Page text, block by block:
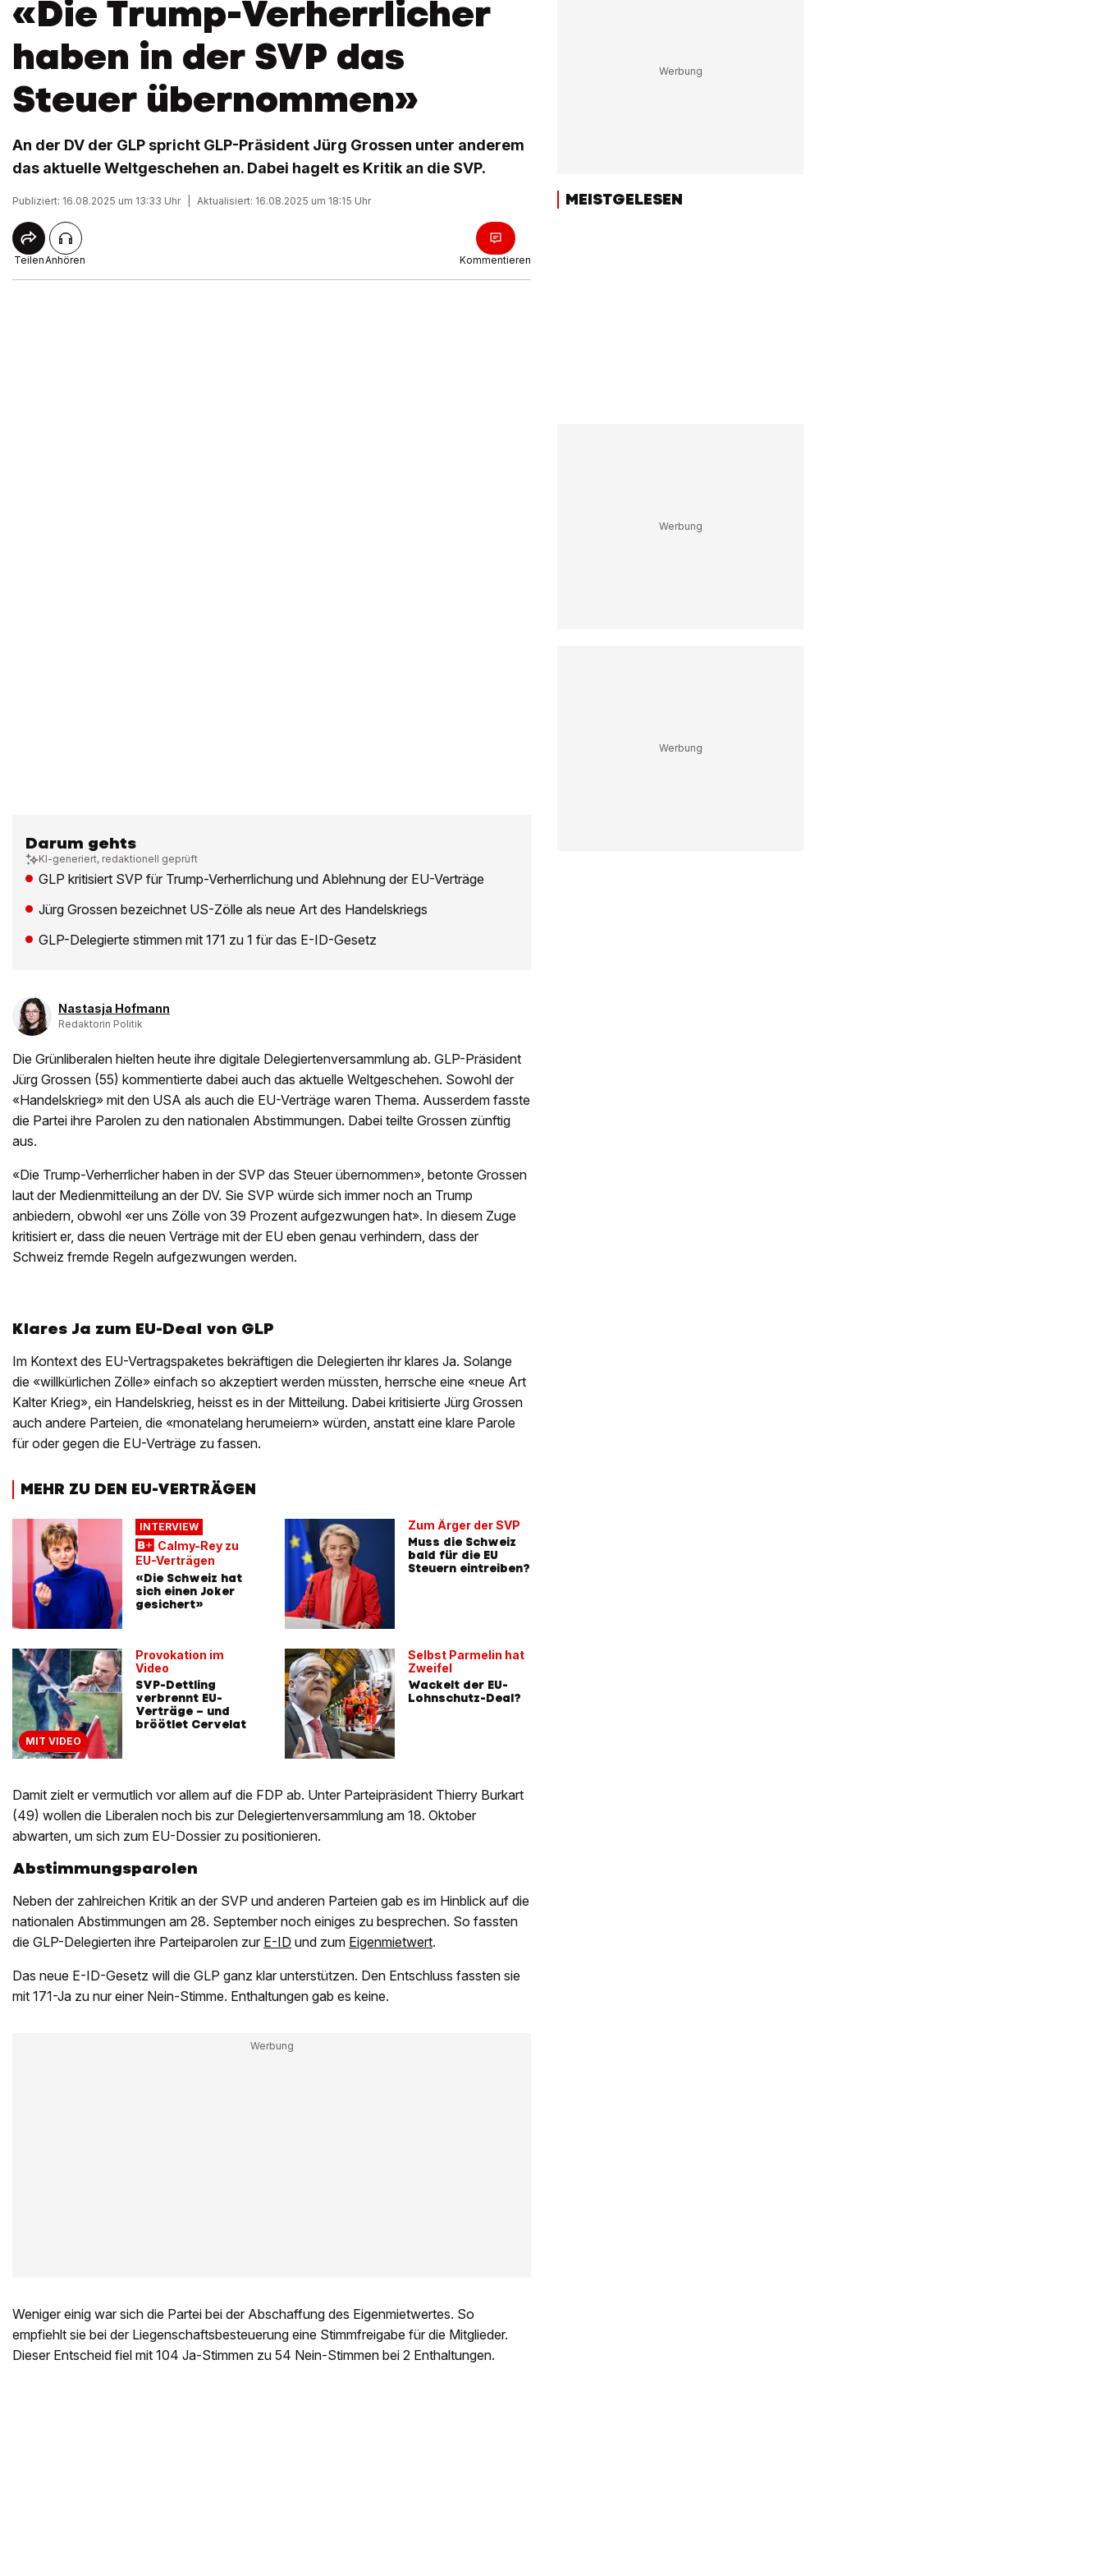
«Die Trump-Verherrlicher
haben in der SVP das
Steuer übernommen»
An der DV der GLP spricht GLP-Präsident Jürg Grossen unter anderem
das aktuelle Weltgeschehen an. Dabei hagelt es Kritik an die SVP.
Publiziert: 16.08.2025 um 13:33 Uhr Aktualisiert: 16.08.2025 um 18:15 Uhr
TeilenAnhören Kommentieren
Darum gehts
KI-generiert, redaktionell geprüft
GLP kritisiert SVP für Trump-Verherrlichung und Ablehnung der EU-Verträge
Jürg Grossen bezeichnet US-Zölle als neue Art des Handelskriegs
GLP-Delegierte stimmen mit 171 zu 1 für das E-ID-Gesetz
Nastasja Hofmann
Redaktorin Politik
Die Grünliberalen hielten heute ihre digitale Delegiertenversammlung ab. GLP-Präsident
Jürg Grossen (55) kommentierte dabei auch das aktuelle Weltgeschehen. Sowohl der
«Handelskrieg» mit den USA als auch die EU-Verträge waren Thema. Ausserdem fasste
die Partei ihre Parolen zu den nationalen Abstimmungen. Dabei teilte Grossen zünftig
aus.
«Die Trump-Verherrlicher haben in der SVP das Steuer übernommen», betonte Grossen
laut der Medienmitteilung an der DV. Sie SVP würde sich immer noch an Trump
anbiedern, obwohl «er uns Zölle von 39 Prozent aufgezwungen hat». In diesem Zuge
kritisiert er, dass die neuen Verträge mit der EU eben genau verhindern, dass der
Schweiz fremde Regeln aufgezwungen werden.
Klares Ja zum EU-Deal von GLP
Im Kontext des EU-Vertragspaketes bekräftigen die Delegierten ihr klares Ja. Solange
die «willkürlichen Zölle» einfach so akzeptiert werden müssten, herrsche eine «neue Art
Kalter Krieg», ein Handelskrieg, heisst es in der Mitteilung. Dabei kritisierte Jürg Grossen
auch andere Parteien, die «monatelang herumeiern» würden, anstatt eine klare Parole
für oder gegen die EU-Verträge zu fassen.
MEHR ZU DEN EU-VERTRÄGEN
INTERVIEW
Calmy-Rey zu
EU-Verträgen
«Die Schweiz hat
sich einen Joker
gesichert»
MIT VIDEO
Provokation im
Video
SVP-Dettling
verbrennt EU-
Verträge – und
bröötlet Cervelat
Zum Ärger der SVP
Muss die Schweiz
bald für die EU
Steuern eintreiben?
Selbst Parmelin hat
Zweifel
Wackelt der EU-
Lohnschutz-Deal?
Damit zielt er vermutlich vor allem auf die FDP ab. Unter Parteipräsident Thierry Burkart
(49) wollen die Liberalen noch bis zur Delegiertenversammlung am 18. Oktober
abwarten, um sich zum EU-Dossier zu positionieren.
Abstimmungsparolen
Neben der zahlreichen Kritik an der SVP und anderen Parteien gab es im Hinblick auf die
nationalen Abstimmungen am 28. September noch einiges zu besprechen. So fassten
die GLP-Delegierten ihre Parteiparolen zur E-ID und zum Eigenmietwert.
Das neue E-ID-Gesetz will die GLP ganz klar unterstützen. Den Entschluss fassten sie
mit 171-Ja zu nur einer Nein-Stimme. Enthaltungen gab es keine.
Weniger einig war sich die Partei bei der Abschaffung des Eigenmietwertes. So
empfiehlt sie bei der Liegenschaftsbesteuerung eine Stimmfreigabe für die Mitglieder.
Dieser Entscheid fiel mit 104 Ja-Stimmen zu 54 Nein-Stimmen bei 2 Enthaltungen.
MEISTGELESEN